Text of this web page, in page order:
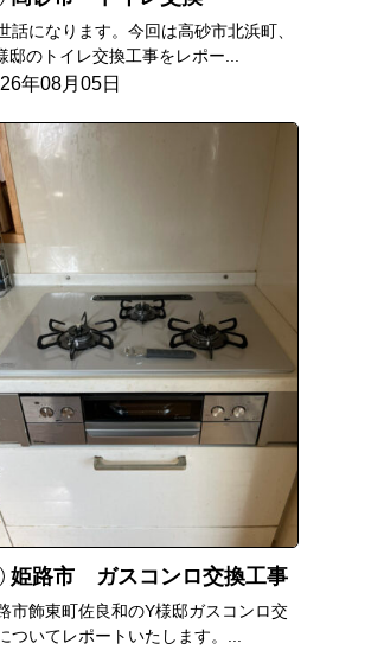
話になります。今回は高砂市北浜町、
邸のトイレ交換工事をレポー...
年08月05日
姫路市 ガスコンロ交換工事
市飾東町佐良和のY様邸ガスコンロ交
ついてレポートいたします。...